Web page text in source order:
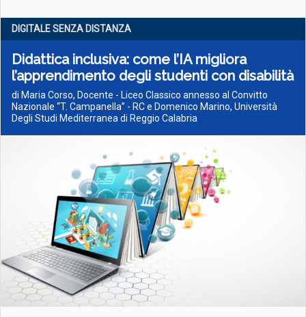
DIGITALE SENZA DISTANZA
Didattica inclusiva: come l’IA migliora
l’apprendimento degli studenti con disabilità
di Maria Corso, Docente - Liceo Classico annesso al Convitto
Nazionale “T. Campanella” - RC e Domenico Marino, Università
Degli Studi Mediterranea di Reggio Calabria